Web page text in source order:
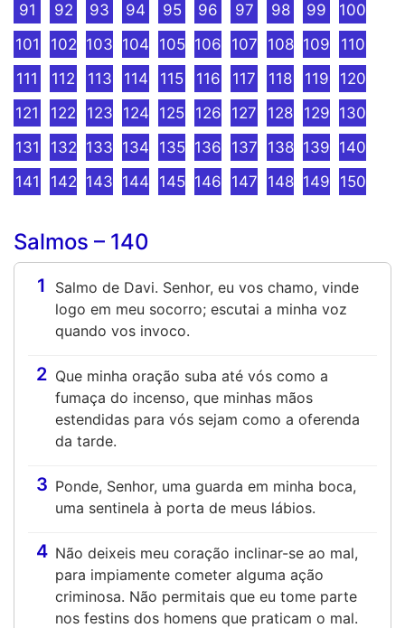
91
92 93 94 95 96 97 98 99
100
101
102 103 104 105 106 107 108 109
110
111
112 113 114 115 116 117 118 119
120
121
122 123 124 125 126 127 128 129 130
131
132 133 134 135 136 137 138 139 140
141
142 143 144 145 146 147 148 149 150
Salmos – 140
1
Salmo de Davi. Senhor, eu vos chamo, vinde
logo em meu socorro; escutai a minha voz
quando vos invoco.
2 Que minha oração suba até vós como a
fumaça do incenso, que minhas mãos
estendidas para vós sejam como a oferenda
da tarde.
3 Ponde, Senhor, uma guarda em minha boca,
uma sentinela à porta de meus lábios.
4 Não deixeis meu coração inclinar-se ao mal,
para impiamente cometer alguma ação
criminosa. Não permitais que eu tome parte
nos festins dos homens que praticam o mal.